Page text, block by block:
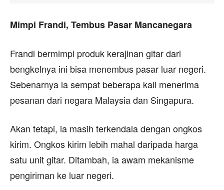
Mimpi Frandi, Tembus Pasar Mancanegara
Frandi bermimpi produk kerajinan gitar dari
bengkelnya ini bisa menembus pasar luar negeri.
Sebenarnya ia sempat beberapa kali menerima
pesanan dari negara Malaysia dan Singapura.
Akan tetapi, ia masih terkendala dengan ongkos
kirim. Ongkos kirim lebih mahal daripada harga
satu unit gitar. Ditambah, ia awam mekanisme
pengiriman ke luar negeri.